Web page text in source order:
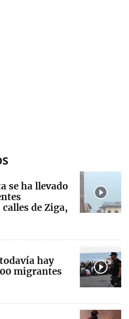
se ha llevado
de Ziga,
hay
migrantes